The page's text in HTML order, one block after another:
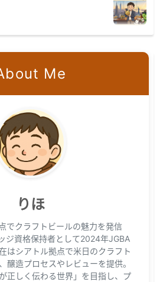
Me
りほ
でクラフトビールの魅力を発信
ジ資格保持者として2024年JGBA
はシアトル拠点で米日のクラフト
醸造プロセスやレビューを提供。
正しく伝わる世界」を目指し、プ